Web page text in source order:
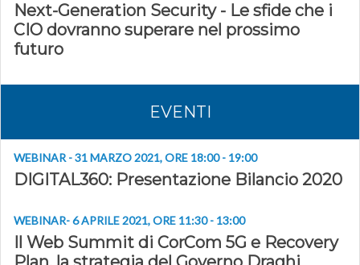
Next-Generation Security - Le sfide che i
CIO dovranno superare nel prossimo
futuro
EVENTI
WEBINAR - 31 MARZO 2021, ORE 18:00 - 19:00
DIGITAL360: Presentazione Bilancio 2020
WEBINAR- 6 APRILE 2021, ORE 11:30 - 13:00
Il Web Summit di CorCom 5G e Recovery